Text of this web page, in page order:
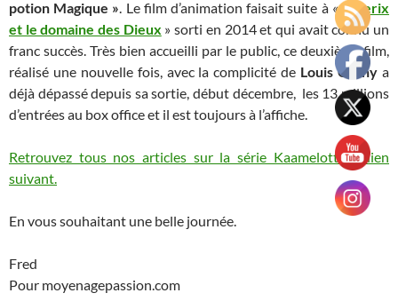
potion Magique » . Le film d’animation faisait suite à «Asterix
et le domaine des Dieux » sorti en 2014 et qui avait connu un
franc succès. Très bien accueilli par le public, ce deuxième film,
réalisé une nouvelle fois, avec la complicité de Louis Clichy a
déjà dépassé depuis sa sortie, début décembre, les 13 millions
d’entrées au box office et il est toujours à l’affiche.
Retrouvez tous nos articles sur la série Kaamelott au lien
suivant.
En vous souhaitant une belle journée.
Fred
Pour moyenagepassion.com